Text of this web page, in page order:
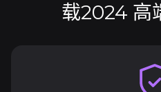
载2024 高